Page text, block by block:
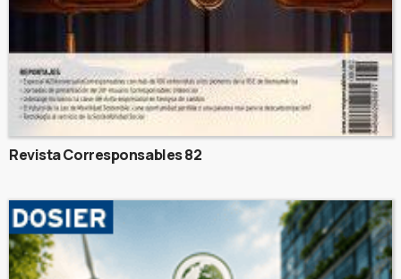
Revista Corresponsables 82